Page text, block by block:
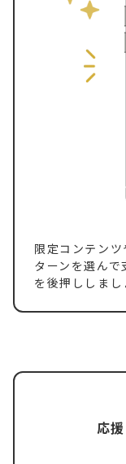
限定コンテン
ターンを選ん
を後押ししまし
応